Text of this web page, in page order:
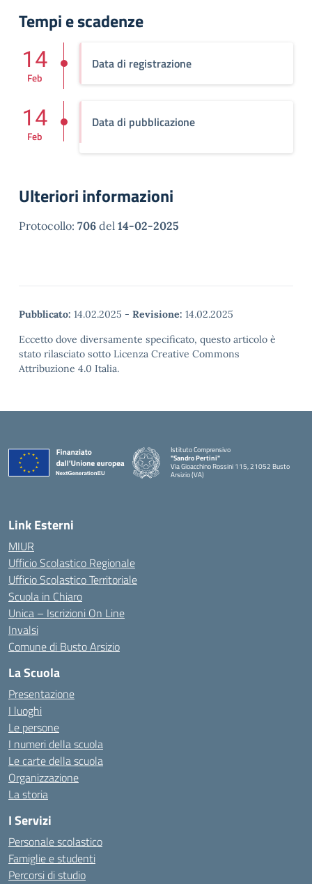
Tempi e scadenze
Data di registrazione
14
Feb
Data di pubblicazione
14
Feb
Ulteriori informazioni
Protocollo: 706 del 14-02-2025
Pubblicato: 14.02.2025 - Revisione: 14.02.2025
Eccetto dove diversamente specificato, questo articolo è
stato rilasciato sotto Licenza Creative Commons
Attribuzione 4.0 Italia.
Istituto Comprensivo
"Sandro Pertini"
Via Gioacchino Rossini 115, 21052 Busto
Arsizio (VA)
Link Esterni
MIUR
Ufficio Scolastico Regionale
Ufficio Scolastico Territoriale
Scuola in Chiaro
Unica – Iscrizioni On Line
Invalsi
Comune di Busto Arsizio
La Scuola
Presentazione
I luoghi
Le persone
I numeri della scuola
Le carte della scuola
Organizzazione
La storia
I Servizi
Personale scolastico
Famiglie e studenti
Percorsi di studio